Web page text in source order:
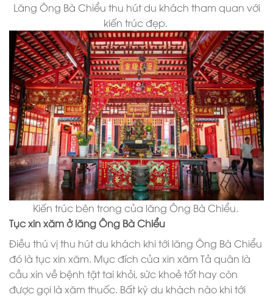
Lăng Ông Bà Chiểu thu hút du khách tham quan với
kiến trúc đẹp.
Kiến trúc bên trong của lăng Ông Bà Chiểu.
Tục xin xăm ở lăng Ông Bà Chiểu
Điều thú vị thu hút du khách khi tới lăng Ông Bà Chiểu
đó là tục xin xăm. Mục đích của xin xăm Tả quân là
cầu xin về bệnh tật tai khỏi, sức khoẻ tốt hay còn
được gọi là xăm thuốc. Bất kỳ du khách nào khi tới